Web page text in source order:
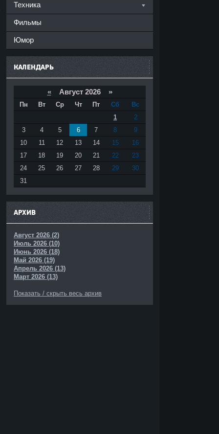
Техника
Фильмы
Юмор
КАЛЕНДАРЬ
«Август 2026 »
Пн Вт Ср Чт Пт Сб
Вс
1
2
3
4 5 6 7 8
9
10
11 12 13 14 15
16
17
18 19 20 21 22
23
24
25 26 27 28 29
30
31
АРХИВ
Август 2026 (2)
Июль 2026 (10)
Июнь 2026 (18)
Май 2026 (19)
Апрель 2026 (13)
Март 2026 (13)
Показать / скрыть весь архив